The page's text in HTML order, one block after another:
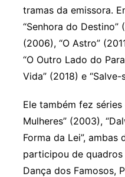
tramas da emissora.
“Senhora do Destino”
(2006), “O Astro”
“O Outro Lado do
Vida” (2018) e
Ele também fez séries
Mulheres” (2003),
Forma da Lei”, ambas
participou de
Dança dos Famosos,